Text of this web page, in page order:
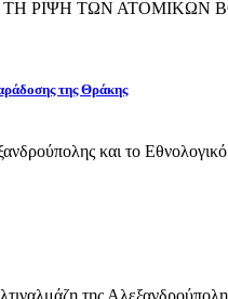
ΤΗ ΡΙΨΗ ΤΩΝ
της Θράκης
και το
της